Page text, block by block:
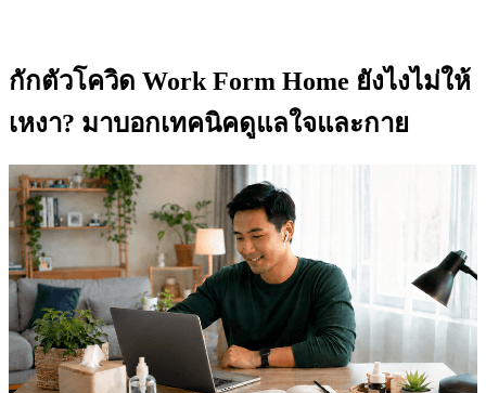
กักตัวโควิด Work Form Home ยังไงไม่ให้
เหงา? มาบอกเทคนิคดูแลใจและกาย